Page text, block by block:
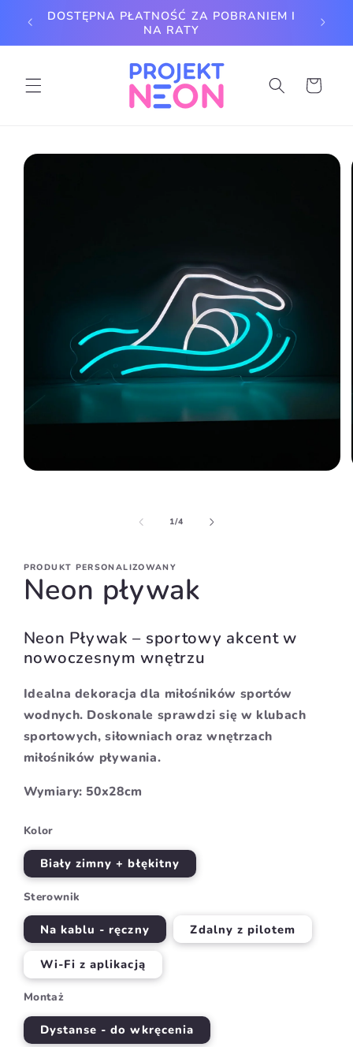
do
treści
DOSTĘPNA PŁATNOŚĆ ZA POBRANIEM I
NA RATY
Koszyk
przejść
do
1/z4
PRODUKT PERSONALIZOWANY
Neon pływak
Neon Pływak – sportowy akcent w
nowoczesnym wnętrzu
Idealna dekoracja dla miłośników sportów
wodnych. Doskonale sprawdzi się w klubach
sportowych, siłowniach oraz wnętrzach
miłośników pływania.
Wymiary: 50x28cm
Kolor
Biały zimny + błękitny
Sterownik
Na kablu - ręczny Zdalny z pilotem
Wi-Fi z aplikacją
Montaż
Dystanse - do wkręcenia